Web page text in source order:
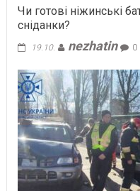
Чи готовi нiжинськi
снiданки?
19.10. nezhatin 0